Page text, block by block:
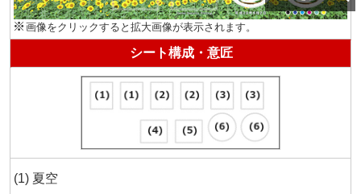
画像をクリックすると拡大画像が表示されます。
シート構成・意匠
夏空